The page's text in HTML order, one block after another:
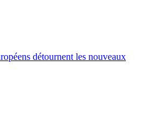
détournent les nouveaux